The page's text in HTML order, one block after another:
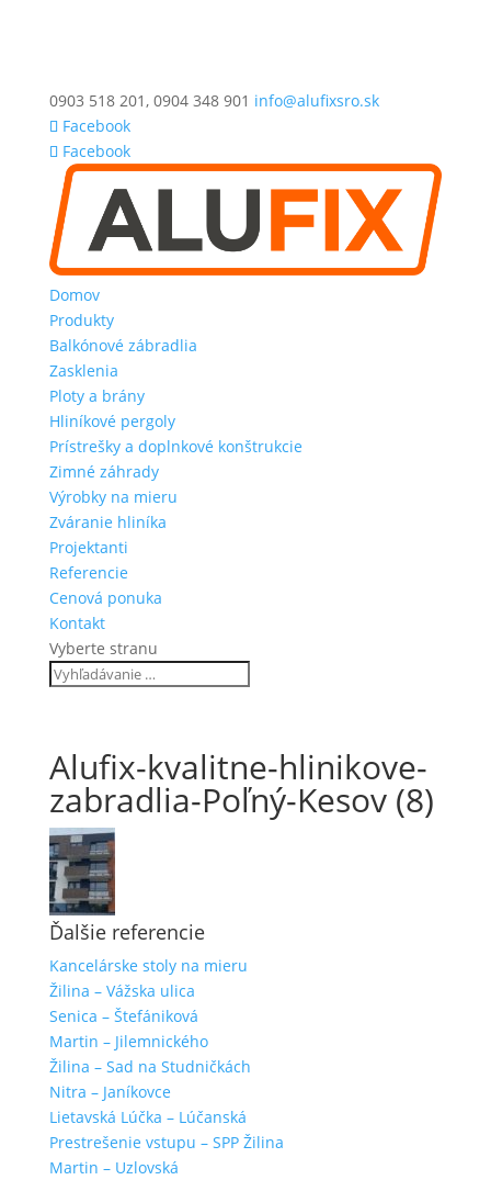
0903 518 201, 0904 348 901 info@alufixsro.sk
Facebook
Facebook
Domov
Produkty
Balkónové zábradlia
Zasklenia
Ploty a brány
Hliníkové pergoly
Prístrešky a doplnkové konštrukcie
Zimné záhrady
Výrobky na mieru
Zváranie hliníka
Projektanti
Referencie
Cenová ponuka
Kontakt
Vyberte stranu
Alufix-kvalitne-hlinikove-
zabradlia-Poľný-Kesov (8)
Ďalšie referencie
Kancelárske stoly na mieru
Žilina – Vážska ulica
Senica – Štefániková
Martin – Jilemnického
Žilina – Sad na Studničkách
Nitra – Janíkovce
Lietavská Lúčka – Lúčanská
Prestrešenie vstupu – SPP Žilina
Martin – Uzlovská